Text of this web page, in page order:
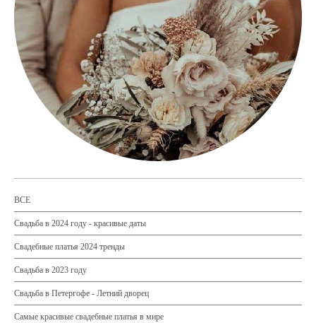
ВСЕ
Свадьба в 2024 году - красивые даты
Свадебные платья 2024 тренды
Свадьба в 2023 году
Свадьба в Петергофе - Летний дворец
Самые красивые свадебные платья в мире